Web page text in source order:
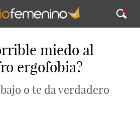
miedo al
ergofobia?
o te da verdadero